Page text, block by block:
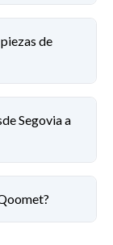
de
Segovia a